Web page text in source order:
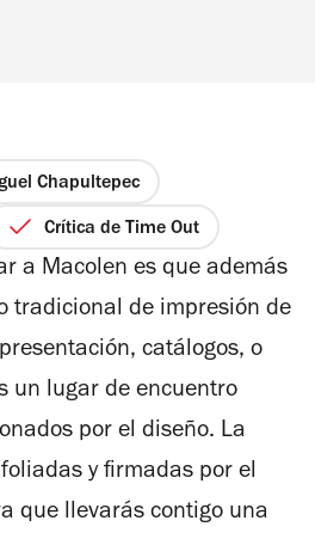
Chapultepec
Crítica de Time Out
a Macolen es que además
tradicional de impresión de
catálogos, o
un lugar de encuentro
por el diseño. La
y firmadas por el
que llevarás contigo una